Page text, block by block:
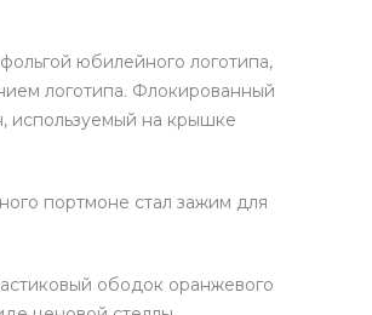
юбилейного логотипа,
логотипа. Флокированный
используемый на крышке
портмоне стал зажим для
ободок оранжевого